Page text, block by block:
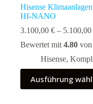
Hisense
HI-NANO
3.100,00 € – 5.100,00
Bewertet mit 4.80
Hisense,
Ausführung
Dieses
Produkt
weist